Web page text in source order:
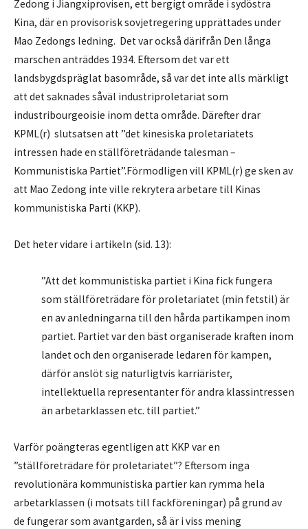
Zedong i Jiangxiprovisen, ett bergigt område i sydöstra
Kina, där en provisorisk sovjetregering upprättades under
Mao Zedongs ledning. Det var också därifrån Den långa
marschen anträddes 1934. Eftersom det var ett
landsbygdspräglat basområde, så var det inte alls märkligt
att det saknades såväl industriproletariat som
industribourgeoisie inom detta område. Därefter drar
KPML(r) slutsatsen att ”det kinesiska proletariatets
intressen hade en ställföreträdande talesman –
Kommunistiska Partiet”.Förmodligen vill KPML(r) ge sken av
att Mao Zedong inte ville rekrytera arbetare till Kinas
kommunistiska Parti (KKP).
Det heter vidare i artikeln (sid. 13):
”Att det kommunistiska partiet i Kina fick fungera
som ställföreträdare för proletariatet (min fetstil) är
en av anledningarna till den hårda partikampen inom
partiet. Partiet var den bäst organiserade kraften inom
landet och den organiserade ledaren för kampen,
därför anslöt sig naturligtvis karriärister,
intellektuella representanter för andra klassintressen
än arbetarklassen etc. till partiet.”
Varför poängteras egentligen att KKP var en
”ställföreträdare för proletariatet”? Eftersom inga
revolutionära kommunistiska partier kan rymma hela
arbetarklassen (i motsats till fackföreningar) på grund av
de fungerar som avantgarden, så är i viss mening